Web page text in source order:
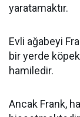
yaratamaktır.
Evli ağabeyi
bir yerde
hamiledir.
Ancak Frank,